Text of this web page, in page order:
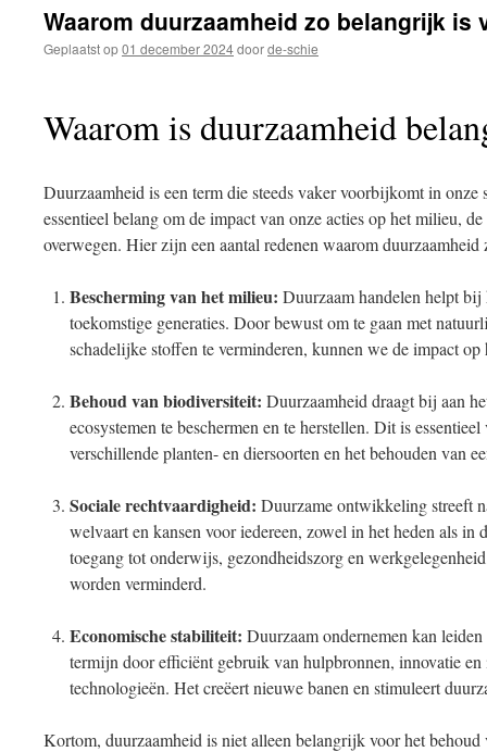
Waarom duurzaamheid zo belangrijk is
Geplaatst op01 december 2024doorde-schie
Waarom is duurzaamheid
Duurzaamheid is een term die steeds vaker voorbijkomt in onze
essentieel belang om de impact van onze acties op het milieu,
overwegen. Hier zijn een aantal redenen waarom
Bescherming van het milieu: Duurzaam handelen helpt
toekomstige generaties. Door bewust om te gaan met
schadelijke stoffen te verminderen, kunnen we de impact
Behoud van biodiversiteit: Duurzaamheid draagt bij aan
ecosystemen te beschermen en te herstellen. Dit is
verschillende planten- en diersoorten en het behouden van
Sociale rechtvaardigheid: Duurzame ontwikkeling streeft
welvaart en kansen voor iedereen, zowel in het heden als in
toegang tot onderwijs, gezondheidszorg en
worden verminderd.
Economische stabiliteit: Duurzaam ondernemen kan
termijn door efficiënt gebruik van hulpbronnen, innovatie en
technologieën. Het creëert nieuwe banen en stimuleert
Kortom, duurzaamheid is niet alleen belangrijk voor het behoud